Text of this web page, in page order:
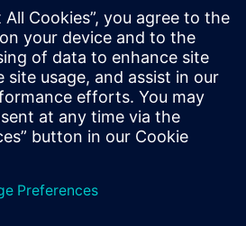
request list and you will be notified